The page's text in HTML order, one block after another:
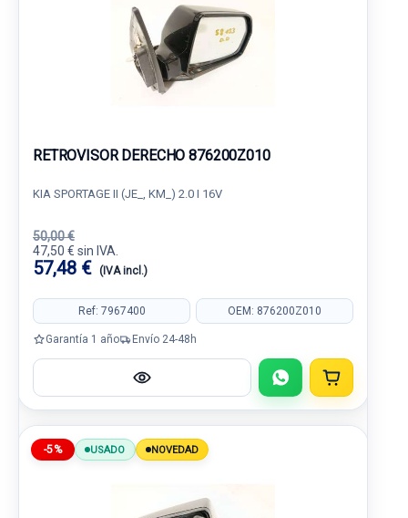
RETROVISOR DERECHO 876200Z010
KIA SPORTAGE II (JE_, KM_) 2.0 I 16V
50,00 €
47,50 € sin IVA.
57,48 € (IVA incl.)
Ref: 7967400 OEM: 876200Z010
Garantía 1 año Envío 24-48h
-5% USADO NOVEDAD